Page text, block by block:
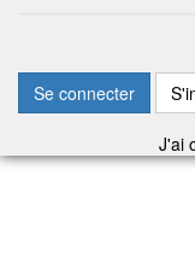
Se connecter
J'ai